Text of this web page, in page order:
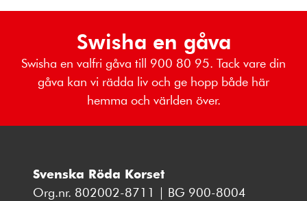
Swisha en gåva
Swisha en valfri gåva till 900 80 95. Tack vare din
gåva kan vi rädda liv och ge hopp både här
hemma och världen över.
Svenska Röda Korset
Org.nr. 802002-8711 | BG 900-8004